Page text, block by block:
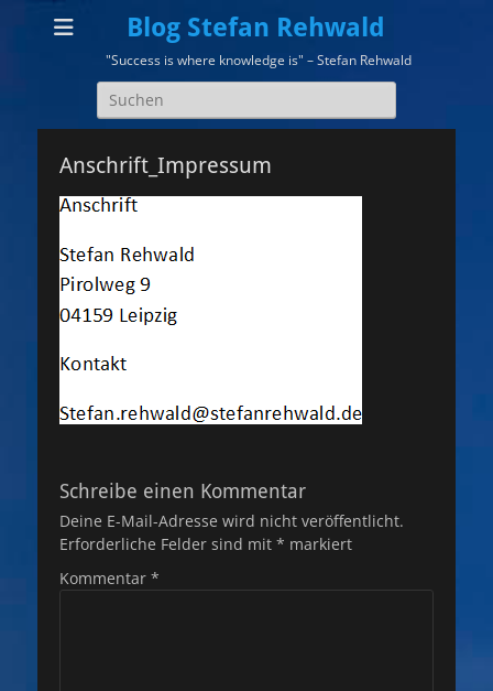
Blog Stefan Rehwald
"Success is where knowledge is" – Stefan Rehwald
Suchen
nach:
Anschrift_Impressum
Schreibe einen Kommentar
Deine E-Mail-Adresse wird nicht veröffentlicht.
Erforderliche Felder sind mit * markiert
Kommentar *